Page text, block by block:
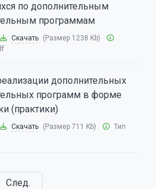
по дополнительным
программам
Скачать (Размер 1238 Kb)
дополнительных
программ в форме
(практики)
Скачать (Размер 711 Kb)
Тип
След.